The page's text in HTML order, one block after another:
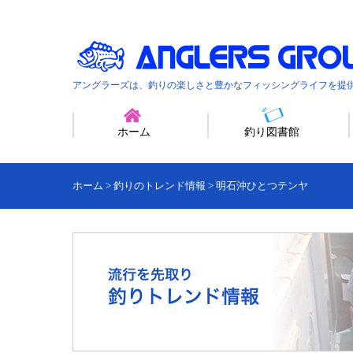
アングラーズは、釣りの楽しさと豊かなフィッシングライフを提
ホーム 釣り図書館
ホーム > 釣りのトレンド情報 > 明石沖ひとつテンヤ